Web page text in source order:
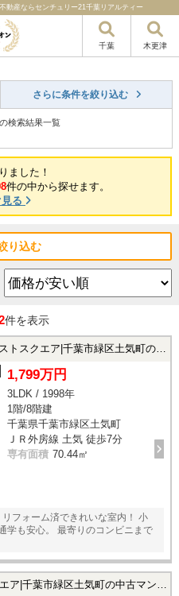
動産ならセンチュリー21千葉リアルティー
千葉 木更津
さらに条件を絞り込む
検索結果一覧
ました！
件の中から探せます。
る
り込む
件を表示
エア|千葉市緑区土気町の中古マンション
1,799万円
3LDK / 1998年
1階/8階建
千葉県千葉市緑区土気町
ＪＲ外房線 土気 徒歩7分
専有面積 70.44㎡
フォーム済できれいな室内！ 小
学も安心。 最寄りのコンビニまで